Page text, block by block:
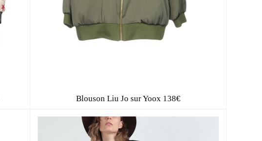
Blouson Liu Jo sur Yoox 138€